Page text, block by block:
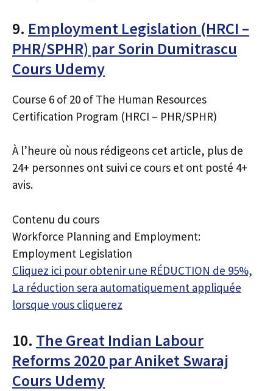
9. Employment Legislation (HRCI –
PHR/SPHR) par Sorin Dumitrascu
Cours Udemy
Course 6 of 20 of The Human Resources
Certification Program (HRCI – PHR/SPHR)
À l’heure où nous rédigeons cet article, plus de
24+ personnes ont suivi ce cours et ont posté 4+
avis.
Contenu du cours
Workforce Planning and Employment:
Employment Legislation
Cliquez ici pour obtenir une RÉDUCTION de 95%,
La réduction sera automatiquement appliquée
lorsque vous cliquerez
10. The Great Indian Labour
Reforms 2020 par Aniket Swaraj
Cours Udemy